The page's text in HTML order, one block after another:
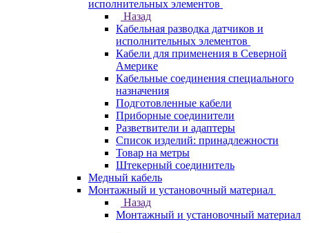
исполнительных элементов
Назад
Кабельная разводка датчиков и
исполнительных элементов
Кабели для применения в Северной
Америке
Кабельные соединения специального
назначения
Подготовленные кабели
Приборные соединители
Разветвители и адаптеры
Список изделий: принадлежности
Товар на метры
Штекерный соединитель
Медный кабель
Монтажный и установочный материал
Назад
Монтажный и установочный материал